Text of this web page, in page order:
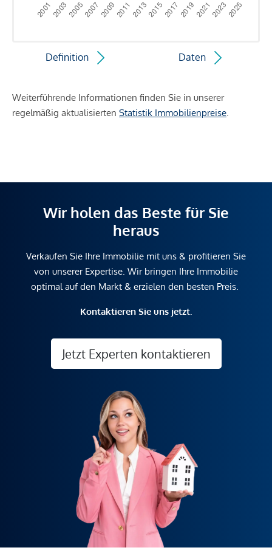
Definition Daten
Weiterführende Informationen finden Sie in unserer
regelmäßig aktualisierten Statistik Immobilienpreise
Wir holen das Beste für Sie
heraus
Verkaufen Sie Ihre Immobilie mit uns & profitieren Sie
von unserer Expertise. Wir bringen Ihre Immobilie
optimal auf den Markt & erzielen den besten Preis.
Kontaktieren Sie uns jetzt.
Jetzt Experten kontaktieren